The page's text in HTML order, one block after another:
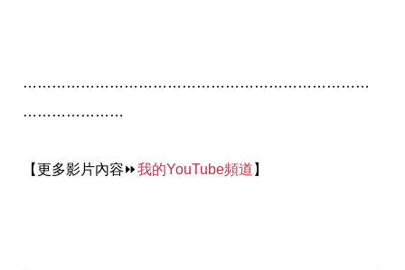
………………………………………………………………
…………………
【更多影片內容⏩我的YouTube頻道 】